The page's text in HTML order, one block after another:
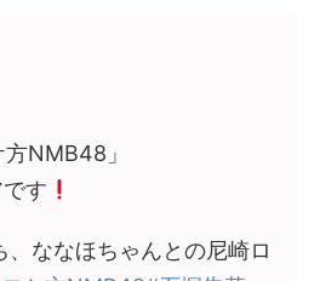
NMB48」
す
、ななほちゃんとの尼崎ロ